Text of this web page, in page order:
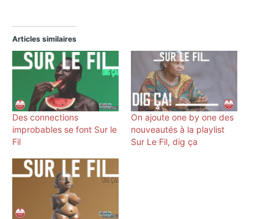
Articles similaires
Des connections
improbables se font Sur le
Fil
On ajoute one by one des
nouveautés à la playlist
Sur Le Fil, dig ça